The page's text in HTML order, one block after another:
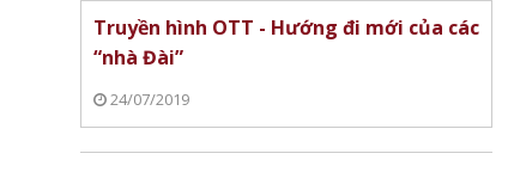
Truyền hình OTT - Hướng đi mới của các
“nhà Đài”
24/07/2019